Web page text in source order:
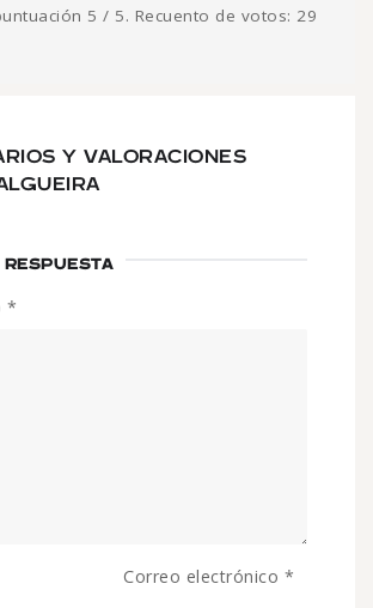
5 / 5. Recuento de votos: 29
Y VALORACIONES
*
Correo electrónico *